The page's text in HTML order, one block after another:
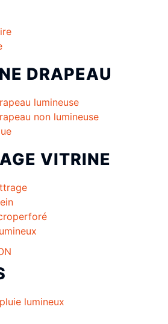
DRAPEAU
lumineuse
non lumineuse
VITRINE
lumineux